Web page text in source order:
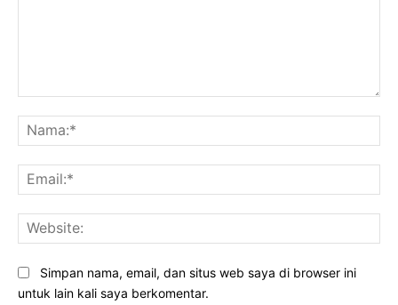
Simpan nama, email, dan situs web saya di browser ini
untuk lain kali saya berkomentar.